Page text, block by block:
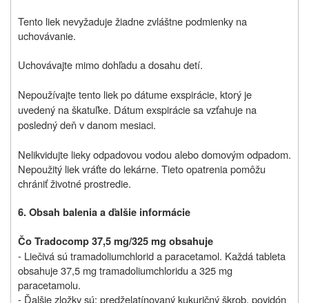
Tento liek nevyžaduje žiadne zvláštne podmienky na
uchovávanie.
Uchovávajte mimo dohľadu a dosahu detí.
Nepoužívajte tento liek po dátume exspirácie, ktorý je
uvedený na škatuľke. Dátum exspirácie sa vzťahuje na
posledný deň v danom mesiaci.
Nelikvidujte lieky odpadovou vodou alebo domovým odpadom.
Nepoužitý liek vráťte do lekárne. Tieto opatrenia pomôžu
chrániť životné prostredie.
6. Obsah balenia a ďalšie informácie
Čo Tradocomp 37,5 mg/325 mg obsahuje
- Liečivá sú tramadoliumchlorid a paracetamol. Každá tableta
obsahuje 37,5 mg tramadoliumchloridu a 325 mg
paracetamolu.
- Ďalšie zložky sú: predželatínovaný kukuričný škrob, povidón